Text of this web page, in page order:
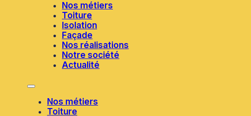
Nos métiers
Toiture
Isolation
Façade
Nos réalisations
Notre société
Actualité
Nos métiers
Toiture